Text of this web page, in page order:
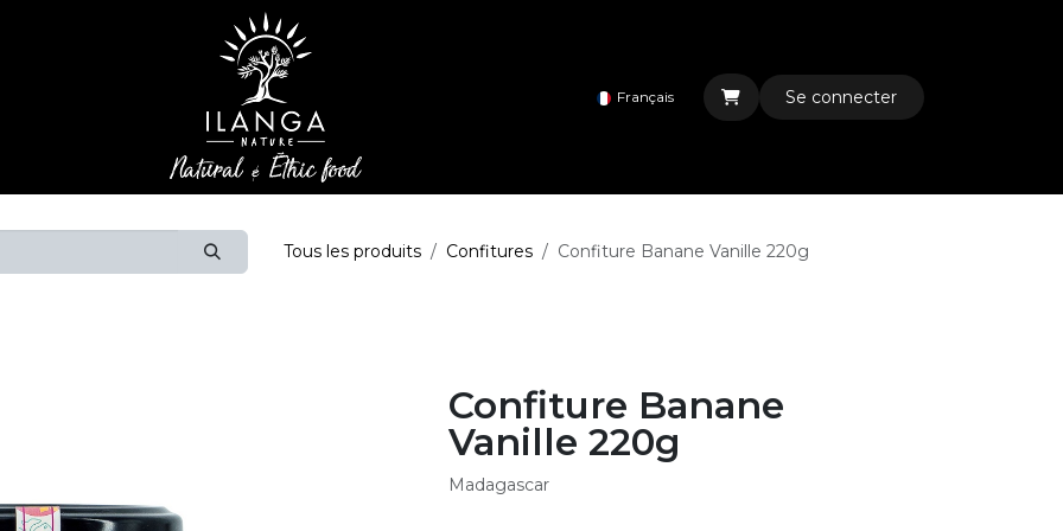
Français Se connecter
Tous les produits Confitures Confiture Banane Vanille 220g
Confiture Banane
Vanille 220g
Madagascar